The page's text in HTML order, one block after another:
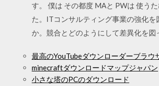
す。 僕は その都度 MAと PWは 使う
た。ITコンサルティング事業の強化
か。競合とどのようにして差異化を図
最高のYouTubeダウンローダーブラウ
minecraftダウンロードマップジャパン
小さな塔のPCのダウンロード